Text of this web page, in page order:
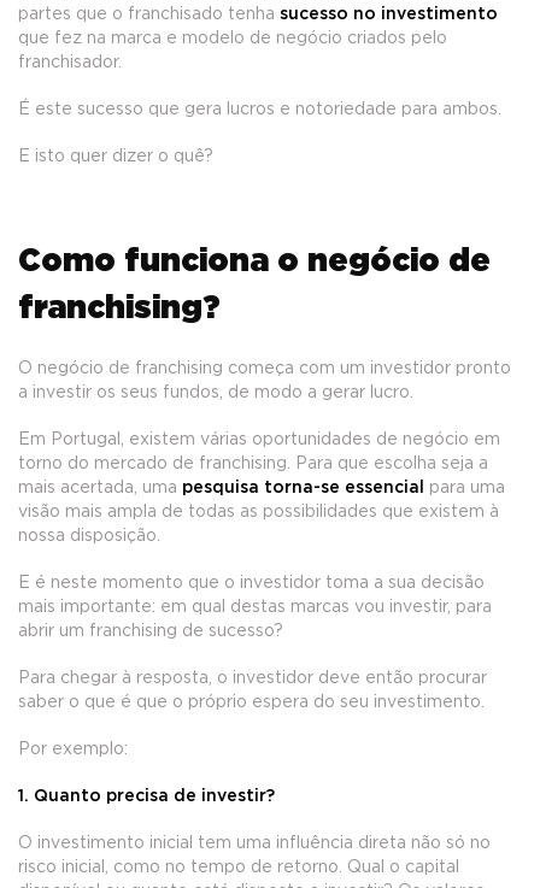
partes que o franchisado tenha sucesso no investimento
que fez na marca e modelo de negócio criados pelo
franchisador.
É este sucesso que gera lucros e notoriedade para ambos.
E isto quer dizer o quê?
Como funciona o negócio de
franchising?
O negócio de franchising começa com um investidor pronto
a investir os seus fundos, de modo a gerar lucro.
Em Portugal, existem várias oportunidades de negócio em
torno do mercado de franchising. Para que escolha seja a
mais acertada, uma pesquisa torna-se essencial
para uma
visão mais ampla de todas as possibilidades que existem à
nossa disposição.
E é neste momento que o investidor toma a sua decisão
mais importante: em qual destas marcas vou investir, para
abrir um franchising de sucesso?
Para chegar à resposta, o investidor deve então procurar
saber o que é que o próprio espera do seu investimento.
Por exemplo:
1. Quanto precisa de investir?
O investimento inicial tem uma influência direta não só no
risco inicial, como no tempo de retorno. Qual o capital